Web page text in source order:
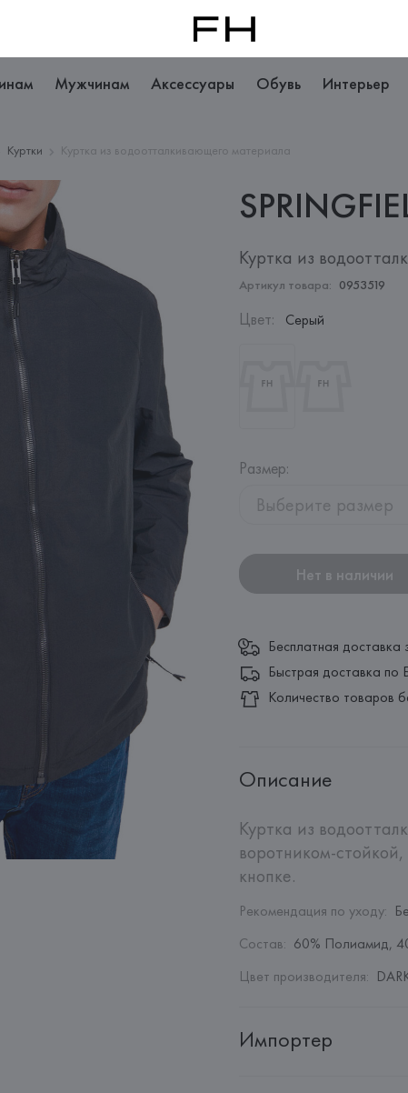
Мужчинам Аксессуары Обувь Интерьер
Куртки Куртка из водоотталкивающего материала
Куртка из
Артикул товара: 0953519
Цвет: Серый
Размер:
Выберите размер
Нет в наличии
Бесплатная
Быстрая доставка по
Количество товаров
Описание
Куртка из
воротником-
кнопке.
Рекомендация по уходу:
Состав: 60% Полиамид,
Цвет производителя:
Импортер